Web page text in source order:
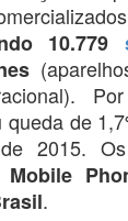
10.779
queda de
2015.
.